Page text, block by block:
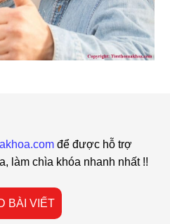
để được hỗ trợ
làm chìa khóa nhanh nhất !!
BÀI VIẾT